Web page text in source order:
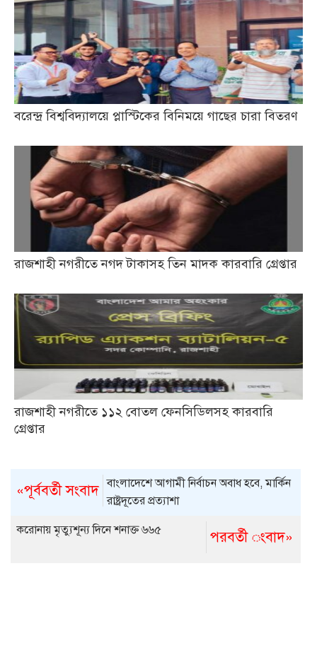
বরেন্দ্র বিশ্ববিদ্যালয়ে প্লাস্টিকের বিনিময়ে গাছের চারা বিতরণ
রাজশাহী নগরীতে নগদ টাকাসহ তিন মাদক কারবারি গ্রেপ্তার
রাজশাহী নগরীতে ১১২ বোতল ফেনসিডিলসহ কারবারি
গ্রেপ্তার
«পূর্ববর্তী সংবাদ বাংলাদেশে আগামী নির্বাচন অবাধ হবে, মার্কিন
রাষ্ট্রদূতের প্রত্যাশা
পরবর্তী ংবাদ»
করোনায় মৃত্যুশূন্য দিনে শনাক্ত ৬৬৫